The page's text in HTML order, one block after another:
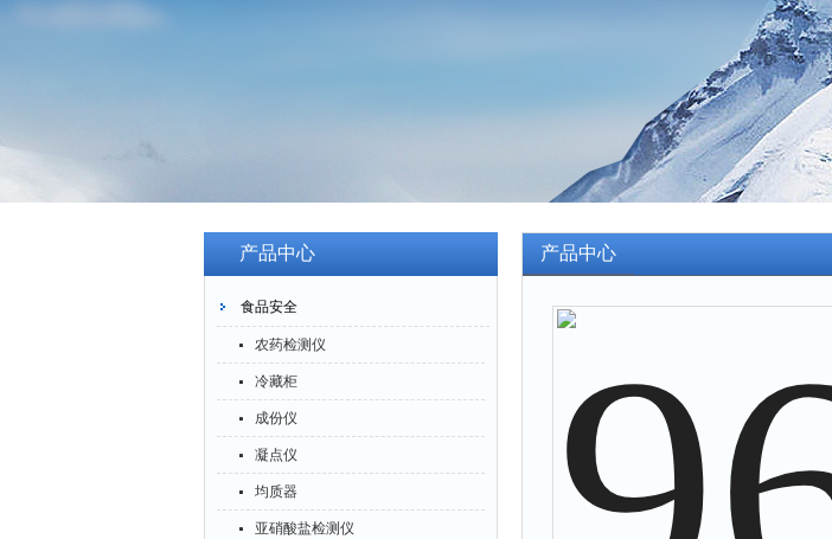
产品中心
食品安全
农药检测仪
冷藏柜
成份仪
凝点仪
均质器
亚硝酸盐检测仪
产品中心